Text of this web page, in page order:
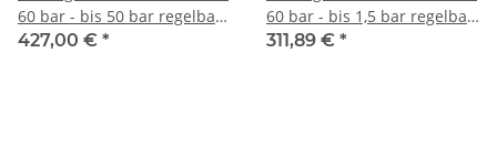
60 bar - bis 50 bar regelbar
- 1-stufig - FKM - Messing -
427,00 € *
60 bar - bis 1,5 bar regelbar
- 1-stufig - PTFE - Messing -
311,89 € *